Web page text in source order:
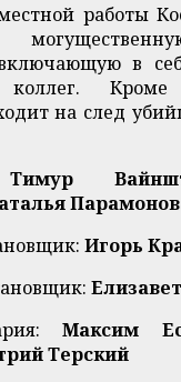
работы
включающую в
коллег.
на след
Тимур
Игорь
Максим
Терский